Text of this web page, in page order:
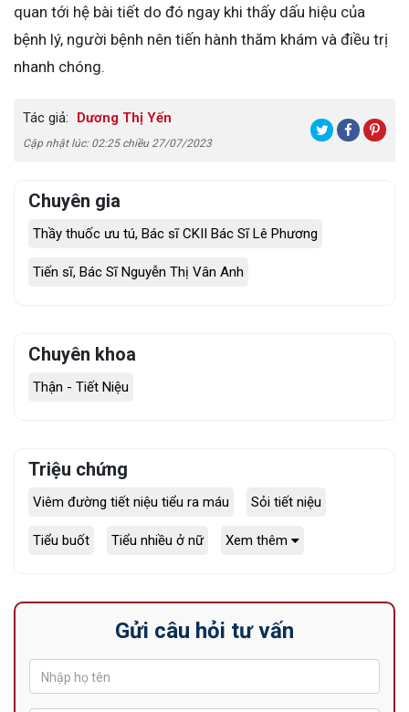
quan tới hệ bài tiết do đó ngay khi thấy dấu hiệu của
bệnh lý, người bệnh nên tiến hành thăm khám và điều trị
nhanh chóng.
Tác giả: Dương Thị Yến
Cập nhật lúc: 02:25 chiều 27/07/2023
Chuyên gia
Thầy thuốc ưu tú, Bác sĩ CKII Bác Sĩ Lê Phương
Tiến sĩ, Bác Sĩ Nguyễn Thị Vân Anh
Chuyên khoa
Thận - Tiết Niệu
Triệu chứng
Viêm đường tiết niệu tiểu ra máu Sỏi tiết niệu
Tiểu buốt Tiểu nhiều ở nữ Xem thêm
Gửi câu hỏi tư vấn